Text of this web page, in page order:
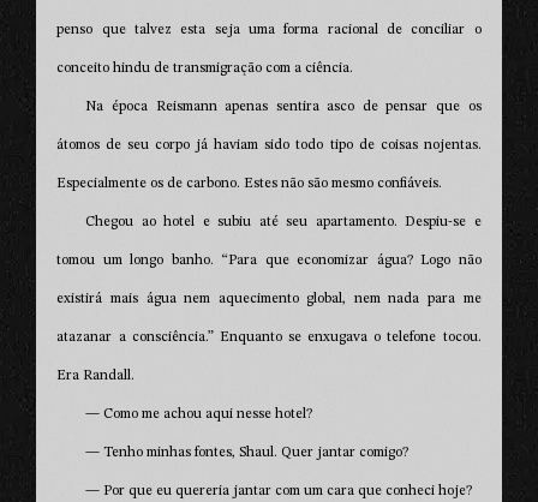
penso que talvez esta seja uma forma racional de conciliar o
conceito hindu de transmigração com a ciência.
Na época Reismann apenas sentira asco de pensar que os
átomos de seu corpo já haviam sido todo tipo de coisas nojentas.
Especialmente os de carbono. Estes não são mesmo confiáveis.
Chegou ao hotel e subiu até seu apartamento. Despiu-se e
tomou um longo banho. “Para que economizar água? Logo não
existirá mais água nem aquecimento global, nem nada para me
atazanar a consciência.” Enquanto se enxugava o telefone tocou.
Era Randall.
— Como me achou aqui nesse hotel?
— Tenho minhas fontes, Shaul. Quer jantar comigo?
— Por que eu quereria jantar com um cara que conheci hoje?